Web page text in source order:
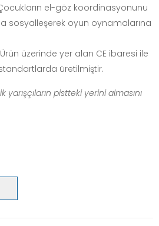
el-göz koordinasyonunu
sosyalleşerek oyun oynamalarına
Ürün üzerinde yer alan CE ibaresi ile
üretilmiştir.
pistteki yerini almasını